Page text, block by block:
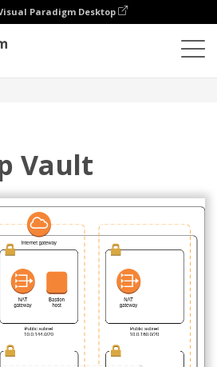
Paradigm Desktop
Vault